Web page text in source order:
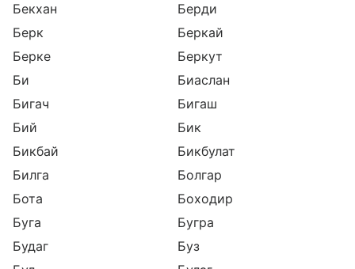
Бекхан
Берди
Берк
Беркай
Берке
Беркут
Би
Биаслан
Бигач
Бигаш
Бий
Бик
Бикбай
Бикбулат
Билга
Болгар
Бота
Боходир
Буга
Бугра
Будаг
Буз